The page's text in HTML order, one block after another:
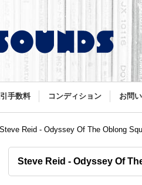
手数料 コンディション お問
Steve Reid - Odyssey Of The Oblong
Steve Reid - Odyssey Of